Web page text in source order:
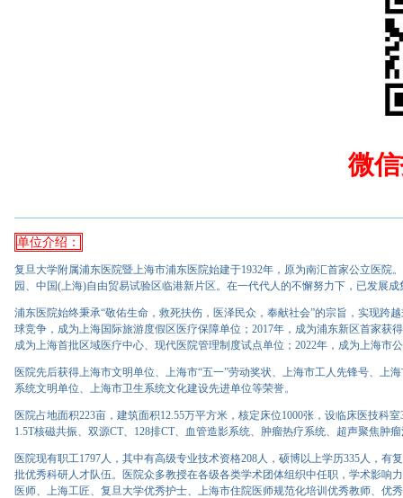
微
单位介绍：
复旦大学附属浦东医院暨上海市浦东医院始建于1932年，原为南汇首家公立医
园、中国(上海)自由贸易试验区临港新片区。在一代代人的不懈努力下，已发展
浦东医院始终秉承“敬佑生命，救死扶伤，医泽民众，奉献社会”的宗旨，实现跨
球竞争，成为上海国际旅游度假区医疗保障单位；2017年，成为浦东新区首家获
成为上海首批区域医疗中心、现代医院管理制度试点单位；2022年，成为上海市
医院先后获得上海市文明单位、上海市“五一”劳动奖状、上海市工人先锋号、
系统文明单位、上海市卫生系统文化建设先进单位等荣誉。
医院占地面积223亩，建筑面积12.55万平方米，核定床位1000张，设临床医技科
1.5T核磁共振、双源CT、128排CT、血管造影系统、肿瘤热疗系统、超声聚焦肿
医院现有职工1797人，其中有高级专业技术资格208人，硕博以上学历335人，
批优秀科研人才队伍。医院众多教授在各级各类学术团体组织中任职，学术影
医师、上海工匠、复旦大学优秀护士、上海市住院医师规范化培训优秀教师、